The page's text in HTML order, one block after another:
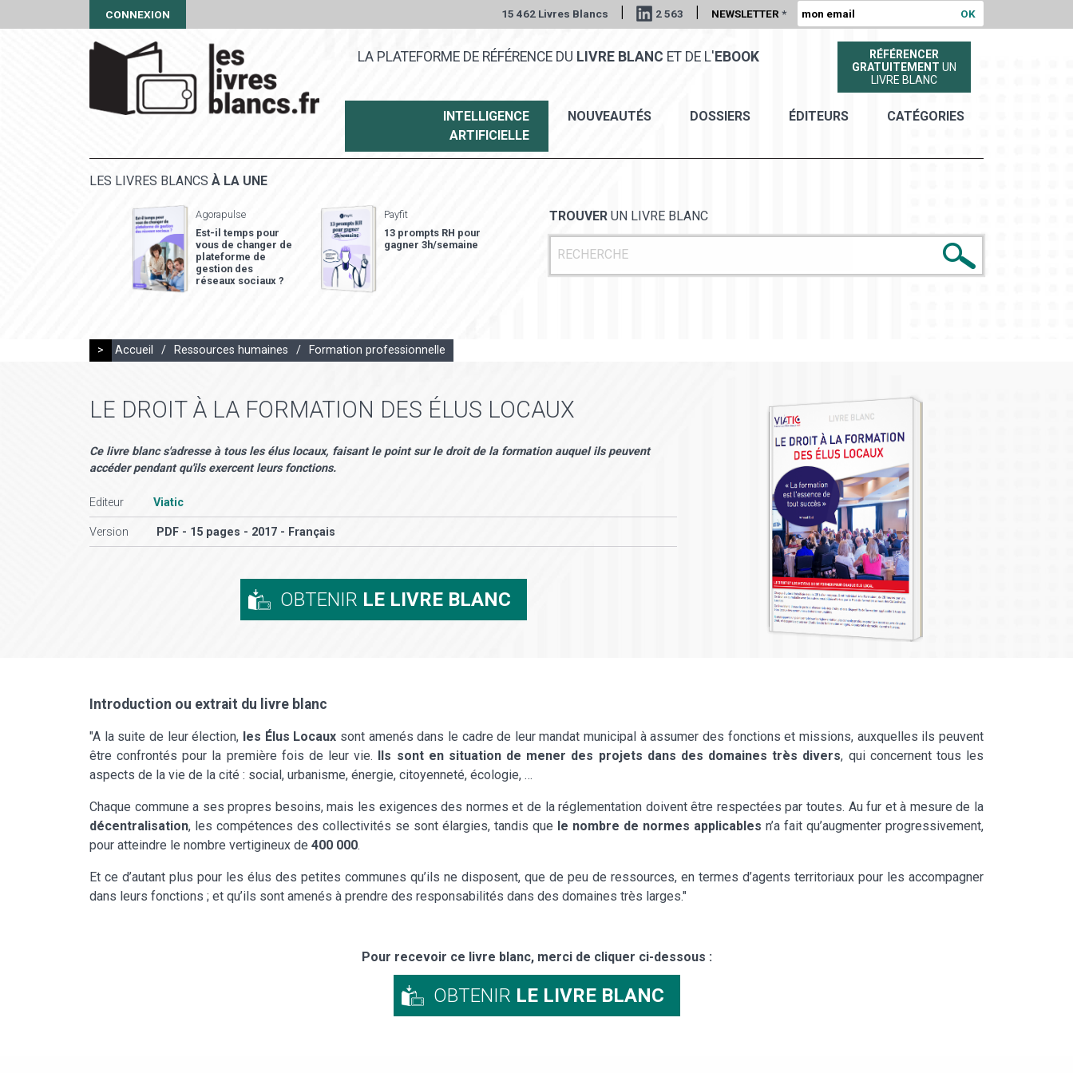
CONNEXION 15 462 Livres Blancs | 2 563 | NEWSLETTER *
LA PLATEFORME DE RÉFÉRENCE DU LIVRE BLANC ET DE L' EBOOK
RÉFÉRENCER
GRATUITEMENT UN
LIVRE BLANC
INTELLIGENCE
ARTIFICIELLE
NOUVEAUTÉS DOSSIERS ÉDITEURS CATÉGORIES
LES LIVRES BLANCS À LA UNE
Agorapulse
Est-il temps pour
vous de changer de
plateforme de
gestion des
réseaux sociaux ?
Payfit
13 prompts RH pour
gagner 3h/semaine
TROUVER UN LIVRE BLANC
> Accueil / Ressources humaines / Formation professionnelle
LE DROIT À LA FORMATION DES ÉLUS LOCAUX
Ce livre blanc s'adresse à tous les élus locaux, faisant le point sur le droit de la formation auquel ils peuvent
accéder pendant qu'ils exercent leurs fonctions.
Editeur Viatic
Version PDF - 15 pages - 2017 - Français
OBTENIR LE LIVRE BLANC
Introduction ou extrait du livre blanc
"A la suite de leur élection, les Élus Locaux sont amenés dans le cadre de leur mandat municipal à assumer des fonctions et missions, auxquelles ils peuvent
être confrontés pour la première fois de leur vie. Ils sont en situation de mener des projets dans des domaines très divers, qui concernent tous les
aspects de la vie de la cité : social, urbanisme, énergie, citoyenneté, écologie, …
Chaque commune a ses propres besoins, mais les exigences des normes et de la réglementation doivent être respectées par toutes. Au fur et à mesure de la
décentralisation, les compétences des collectivités se sont élargies, tandis que le nombre de normes applicables n’a fait qu’augmenter progressivement,
pour atteindre le nombre vertigineux de 400 000.
Et ce d’autant plus pour les élus des petites communes qu’ils ne disposent, que de peu de ressources, en termes d’agents territoriaux pour les accompagner
dans leurs fonctions ; et qu’ils sont amenés à prendre des responsabilités dans des domaines très larges."
Pour recevoir ce livre blanc, merci de cliquer ci-dessous :
OBTENIR LE LIVRE BLANC